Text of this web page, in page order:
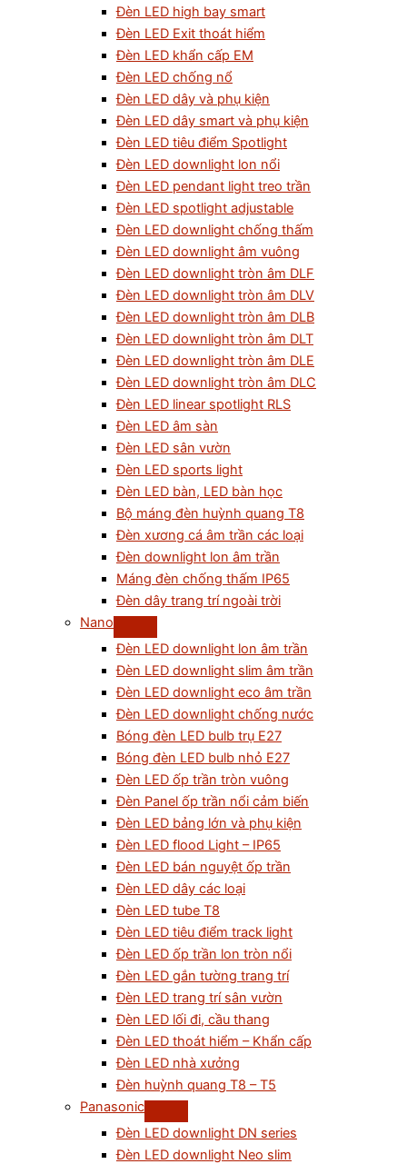
Đèn LED high bay smart
Đèn LED Exit thoát hiểm
Đèn LED khẩn cấp EM
Đèn LED chống nổ
Đèn LED dây và phụ kiện
Đèn LED dây smart và phụ kiện
Đèn LED tiêu điểm Spotlight
Đèn LED downlight lon nổi
Đèn LED pendant light treo trần
Đèn LED spotlight adjustable
Đèn LED downlight chống thấm
Đèn LED downlight âm vuông
Đèn LED downlight tròn âm DLF
Đèn LED downlight tròn âm DLV
Đèn LED downlight tròn âm DLB
Đèn LED downlight tròn âm DLT
Đèn LED downlight tròn âm DLE
Đèn LED downlight tròn âm DLC
Đèn LED linear spotlight RLS
Đèn LED âm sàn
Đèn LED sân vườn
Đèn LED sports light
Đèn LED bàn, LED bàn học
Bộ máng đèn huỳnh quang T8
Đèn xương cá âm trần các loại
Đèn downlight lon âm trần
Máng đèn chống thấm IP65
Đèn dây trang trí ngoài trời
Nano
Đèn LED downlight lon âm trần
Đèn LED downlight slim âm trần
Đèn LED downlight eco âm trần
Đèn LED downlight chống nước
Bóng đèn LED bulb trụ E27
Bóng đèn LED bulb nhỏ E27
Đèn LED ốp trần tròn vuông
Đèn Panel ốp trần nổi cảm biến
Đèn LED bảng lớn và phụ kiện
Đèn LED flood Light – IP65
Đèn LED bán nguyệt ốp trần
Đèn LED dây các loại
Đèn LED tube T8
Đèn LED tiêu điểm track light
Đèn LED ốp trần lon tròn nổi
Đèn LED gắn tường trang trí
Đèn LED trang trí sân vườn
Đèn LED lối đi, cầu thang
Đèn LED thoát hiểm – Khẩn cấp
Đèn LED nhà xưởng
Đèn huỳnh quang T8 – T5
Panasonic
Đèn LED downlight DN series
Đèn LED downlight Neo slim